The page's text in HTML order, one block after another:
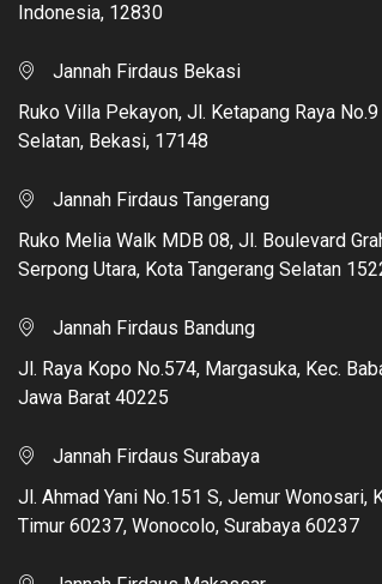
Indonesia, 12830
Jannah Firdaus Bekasi
Ruko Villa Pekayon, Jl. Ketapang Raya
Selatan, Bekasi, 17148
Jannah Firdaus Tangerang
Ruko Melia Walk MDB 08, Jl. Boulevard
Serpong Utara, Kota Tangerang Selatan
Jannah Firdaus Bandung
Jl. Raya Kopo No.574, Margasuka, Kec.
Jawa Barat 40225
Jannah Firdaus Surabaya
Jl. Ahmad Yani No.151 S, Jemur Wonosari,
Timur 60237, Wonocolo, Surabaya 60237